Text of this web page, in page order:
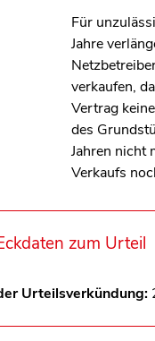
Für
Jahre
verkaufen,
Vertrag
des
Jahren nicht
Verkaufs
zum Urteil
Urteilsverkündung: